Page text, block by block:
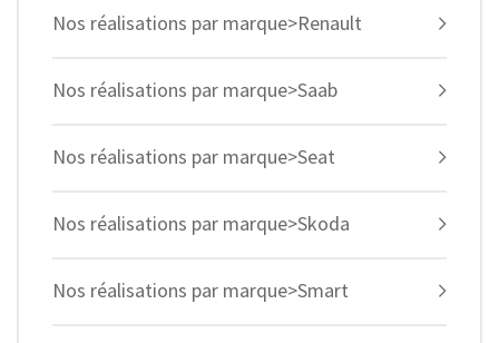
Nos réalisations par marque>Renault
Nos réalisations par marque>Saab
Nos réalisations par marque>Seat
Nos réalisations par marque>Skoda
Nos réalisations par marque>Smart